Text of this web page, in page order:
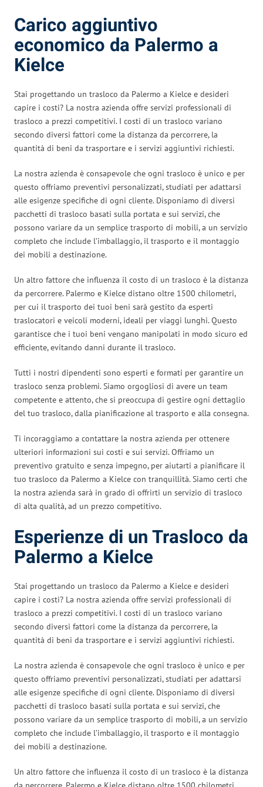
Carico aggiuntivo
economico da Palermo a
Kielce
Stai progettando un trasloco da Palermo a Kielce e desideri
capire i costi? La nostra azienda offre servizi professionali di
trasloco a prezzi competitivi. I costi di un trasloco variano
secondo diversi fattori come la distanza da percorrere, la
quantità di beni da trasportare e i servizi aggiuntivi richiesti.
La nostra azienda è consapevole che ogni trasloco è unico e per
questo offriamo preventivi personalizzati, studiati per adattarsi
alle esigenze specifiche di ogni cliente. Disponiamo di diversi
pacchetti di trasloco basati sulla portata e sui servizi, che
possono variare da un semplice trasporto di mobili, a un servizio
completo che include l’imballaggio, il trasporto e il montaggio
dei mobili a destinazione.
Un altro fattore che influenza il costo di un trasloco è la distanza
da percorrere. Palermo e Kielce distano oltre 1500 chilometri,
per cui il trasporto dei tuoi beni sarà gestito da esperti
traslocatori e veicoli moderni, ideali per viaggi lunghi. Questo
garantisce che i tuoi beni vengano manipolati in modo sicuro ed
efficiente, evitando danni durante il trasloco.
Tutti i nostri dipendenti sono esperti e formati per garantire un
trasloco senza problemi. Siamo orgogliosi di avere un team
competente e attento, che si preoccupa di gestire ogni dettaglio
del tuo trasloco, dalla pianificazione al trasporto e alla consegna.
Ti incoraggiamo a contattare la nostra azienda per ottenere
ulteriori informazioni sui costi e sui servizi. Offriamo un
preventivo gratuito e senza impegno, per aiutarti a pianificare il
tuo trasloco da Palermo a Kielce con tranquillità. Siamo certi che
la nostra azienda sarà in grado di offrirti un servizio di trasloco
di alta qualità, ad un prezzo competitivo.
Esperienze di un Trasloco da
Palermo a Kielce
Stai progettando un trasloco da Palermo a Kielce e desideri
capire i costi? La nostra azienda offre servizi professionali di
trasloco a prezzi competitivi. I costi di un trasloco variano
secondo diversi fattori come la distanza da percorrere, la
quantità di beni da trasportare e i servizi aggiuntivi richiesti.
La nostra azienda è consapevole che ogni trasloco è unico e per
questo offriamo preventivi personalizzati, studiati per adattarsi
alle esigenze specifiche di ogni cliente. Disponiamo di diversi
pacchetti di trasloco basati sulla portata e sui servizi, che
possono variare da un semplice trasporto di mobili, a un servizio
completo che include l’imballaggio, il trasporto e il montaggio
dei mobili a destinazione.
Un altro fattore che influenza il costo di un trasloco è la distanza